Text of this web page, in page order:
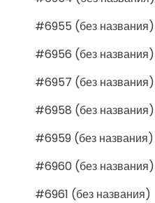
#6955 (без названия)
#6956 (без названия)
#6957 (без названия)
#6958 (без названия)
#6959 (без названия)
#6960 (без названия)
#6961 (без названия)